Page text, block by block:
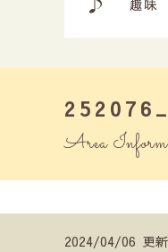
Area
2024/04/06 更新